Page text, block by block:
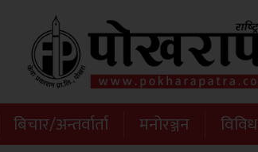
बिचार/अन्तर्वार्ता मनोरञ्जन विविध